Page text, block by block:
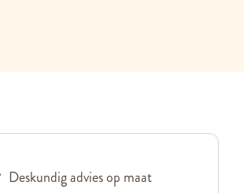
Deskundig advies op maat